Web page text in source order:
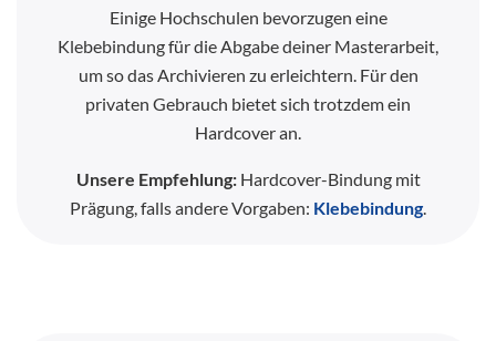
Einige Hochschulen bevorzugen eine
Klebebindung für die Abgabe deiner Masterarbeit,
um so das Archivieren zu erleichtern. Für den
privaten Gebrauch bietet sich trotzdem ein
Hardcover an.
Unsere Empfehlung:Hardcover-Bindung mit
Prägung, falls andere Vorgaben: Klebebindung.